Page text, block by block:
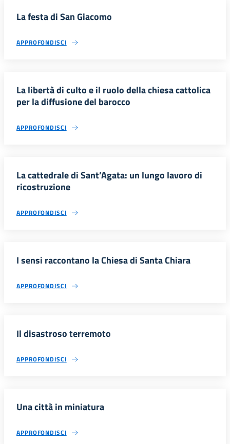
La festa di San Giacomo
APPROFONDISCI
La libertà di culto e il ruolo della chiesa cattolica
per la diffusione del barocco
APPROFONDISCI
La cattedrale di Sant’Agata: un lungo lavoro di
ricostruzione
APPROFONDISCI
I sensi raccontano la Chiesa di Santa Chiara
APPROFONDISCI
Il disastroso terremoto
APPROFONDISCI
Una città in miniatura
APPROFONDISCI